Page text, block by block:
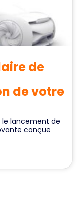
de
de votre
le lancement de
conçue